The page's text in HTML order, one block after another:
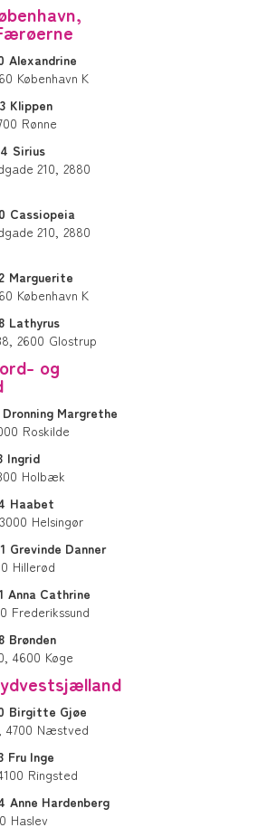
Alexandrine
København K
Klippen
Rønne
Sirius
210, 2880
Cassiopeia
210, 2880
Marguerite
København K
Lathyrus
2600 Glostrup
og
Dronning Margrethe
Roskilde
Ingrid
Holbæk
Haabet
3000 Helsingør
Grevinde Danner
Hillerød
Anna Cathrine
Frederikssund
Brønden
4600 Køge
Birgitte Gjøe
4700 Næstved
Fru Inge
Ringsted
Anne Hardenberg
Haslev